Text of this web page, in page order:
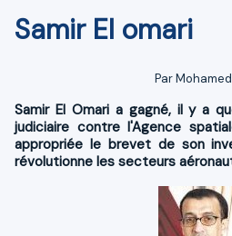
Samir El omari
Par
Samir El Omari a gagné, il y a
judiciaire contre l'Agence
appropriée le brevet de son
révolutionne les secteurs